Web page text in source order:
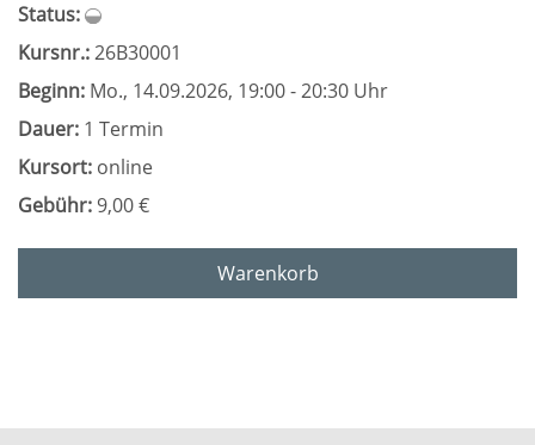
Status:
Kursnr.:26B30001
Beginn: Mo., 14.09.2026, 19:00 - 20:30 Uhr
Dauer: 1 Termin
Kursort: online
Gebühr: 9,00 €
Warenkorb